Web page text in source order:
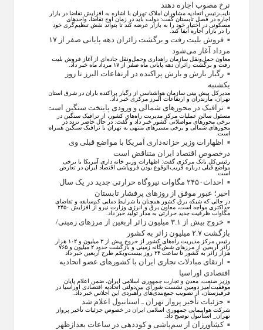
نرخ مصوب اجاره دهند
نایب‌رئیس اتحادیه مشاوران املاک تهران با اشاره به افزایش تقاضا در بازار
اجاره در فصل تابستان گفت: دولت باید در زمان اوج تقاضا، واحد‌های
مسکونی در اختیار خود را به بازار عرضه کند تا بتواند نقش تنظیم‌گری خود
را در بازار اجاره ایفا کند.
فروش بلیت رفت و برگشت زائران دهه پایانی صفر از ۱۷
مرداد آغاز می‌شود
معاون حمل‌ونقل سازمان راهداری وحمل‌و‌نقل جاده‌ای از آغاز فروش بلیت
رفت و برگشت زائران دهه پایانی ماه صفر از ۱۷ مرداد ماه خبر داد.
رگبار بارش و بارش پراکنده در ارتفاعات البرز تا روز
یکشنبه
مدیرکل پیش بینی سازمان هواشناسی از رگبار پراکنده باران در شرق استان
تهران، مازندران و ارتفاعات البرز مرکزی خبر داد.
ترافیک در محورهای شمالی و ورودی پایتخت سنگین است
مسئول سالن عملیات مرکز مدیریت راه‌های کشور، از ترافیک سنگین در
برخی محورهای مواصلاتی کشور خبر داد و گفت: در حال حاضر تردد در
محورهای شمالی و برخی مسیرهای منتهی به تهران با ترافیک سنگین همراه
است.
اظهارات وزیر خزانه‌داری آمریکا با مواضع قبلی وی
درخصوص اقتصاد ایران متناقض است
رئیس‌کل بانک مرکزی گفت: اظهارات وزیر خانه داری آمریکا با برخی
مواضع قبلی درباره قریب‌الوقوع بودن فروپاشی اقتصاد ایران در تعارض
است.
احداث۲۴۵۰ مگاوات نیروگاه حرارتی جدید در یک سال
اخیر؛ عبور موفق از روز‌های پرفشار تابستان
در حالی که شبکه برق کشور همچنان با شرایط دمایی کم‌سابقه و تقاضای
حداکثری مواجه است، معاون برق و انرژی وزارت نیرو از افزایش ۲۴۵۰
مگاوات ظرفیت جدید حرارتی به مدار تولید خبر داد.
خروج بیش از ۳.۱ میلیون زائر اربعین از مرزهای زمینی/
بازگشت ۲.۷ میلیون زائر به کشور
رئیس مرکز مدیریت راه‌های کشور از خروج بیش از ۳ میلیون و ۱۰۲ هزار
زائر اربعین از مرزهای شش‌گانه زمینی و بازگشت حدود ۲ میلیون و ۷۶۵
هزار زائر به کشور تا ساعت ۲۴ روز بیست‌ویکم طرح اربعین خبر داد
ارتقای مبادلات تجاری ایران با کشور‌های عضو اتحادیه
اقتصادی اوراسیا
وزیر صنعت، معدن و تجارت جمهوری اسلامی ایران، ضمن اعلام پایان
موفقیت‌آمیز دومین نشست شورای بین‌دولتی اتحادیه اقتصادی اوراسیا در
قرقیزستان، از تصویب جمع‌بندی‌های راهبردی این اجلاس خبر داد.
جزئیات تأخیر پرواز تهران ـ استانبول اعلام شد
شرکت هواپیمایی جمهوری اسلامی ایران در خصوص جزئیات تأخیر پرواز
تهران_ استانبول توضیح داد.
کشاورزان از سم‌پاشی و کوددهی در ساعات بعدازظهر